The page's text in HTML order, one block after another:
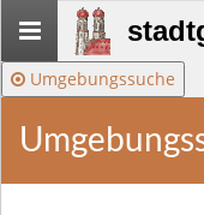
Stadtgeschichte-
München
Umgebungssuche